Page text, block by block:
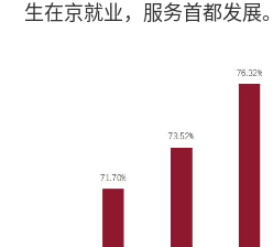
生在京就业，服务首都发展。